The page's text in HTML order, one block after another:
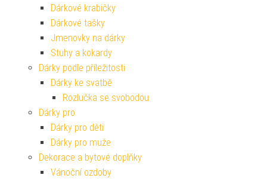
Dárkové krabičky
Dárkové tašky
Jmenovky na dárky
Stuhy a kokardy
Dárky podle příležitosti
Dárky ke svatbě
Rozlučka se svobodou
Dárky pro
Dárky pro děti
Dárky pro muže
Dekorace a bytové doplňky
Vánoční ozdoby